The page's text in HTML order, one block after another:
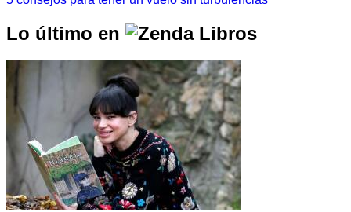
Lo último en